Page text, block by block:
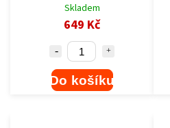
Skladem
649 Kč
Do košíku